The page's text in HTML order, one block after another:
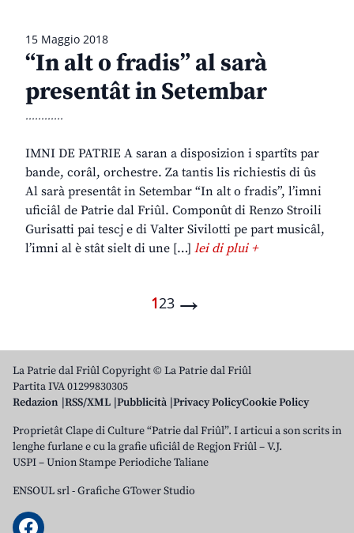
15 Maggio 2018
“In alt o fradis” al sarà
presentât in Setembar
............
IMNI DE PATRIE A saran a disposizion i spartîts par
bande, corâl, orchestre. Za tantis lis richiestis di ûs
Al sarà presentât in Setembar “In alt o fradis”, l’imni
uficiâl de Patrie dal Friûl. Componût di Renzo Stroili
Gurisatti pai tescj e di Valter Sivilotti pe part musicâl,
l’imni al è stât sielt di une […] lei di plui +
123 →
La Patrie dal Friûl Copyright © La Patrie dal Friûl
Partita IVA 01299830305
Redazion RSS/XML Pubblicità Privacy PolicyCookie Policy
Proprietât Clape di Culture “Patrie dal Friûl”. I articui a son scrits in
lenghe furlane e cu la grafie uficiâl de Regjon Friûl – V.J.
USPI – Union Stampe Periodiche Taliane
ENSOUL srl-Grafiche GTower Studio